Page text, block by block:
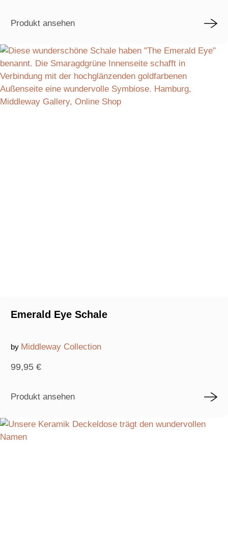
Produkt ansehen
Emerald Eye Schale
by Middleway Collection
99,95 €
Produkt ansehen